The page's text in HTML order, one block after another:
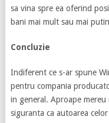
sa vina spre ea oferind
bani mai mult sau mai
Concluzie
Indiferent ce s-ar spune
pentru compania
in general. Aproape
siguranta ca autoarea